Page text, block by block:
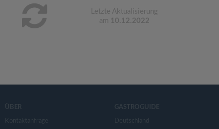
Letzte Aktualisierung
am 10.12.2022
ÜBER
Kontaktanfrage
GASTROGUIDE
Deutschland